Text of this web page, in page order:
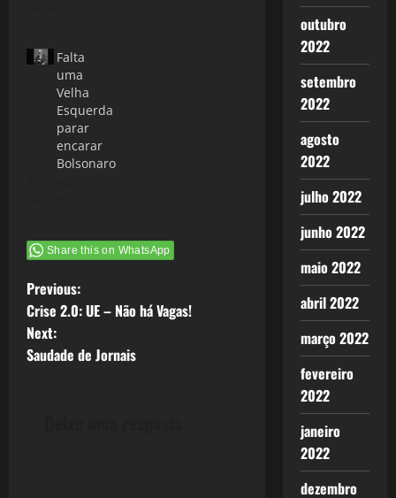
Falta
uma
Velha
Esquerda
parar
encarar
Bolsonaro
Share this on WhatsApp
P
o
s
Previous:
Crise 2.0: UE – Não há Vagas!
Next:
Saudade de Jornais
outubro
2022
setembro
2022
agosto
2022
julho 2022
junho 2022
maio 2022
abril 2022
março 2022
fevereiro
2022
janeiro
2022
dezembro